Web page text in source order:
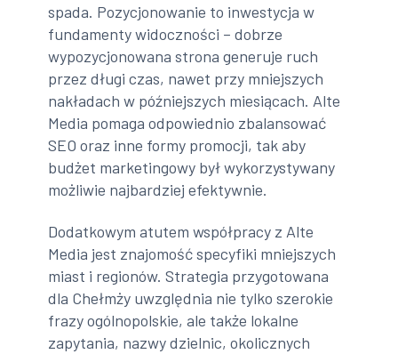
spada. Pozycjonowanie to inwestycja w
fundamenty widoczności – dobrze
wypozycjonowana strona generuje ruch
przez długi czas, nawet przy mniejszych
nakładach w późniejszych miesiącach. Alte
Media pomaga odpowiednio zbalansować
SEO oraz inne formy promocji, tak aby
budżet marketingowy był wykorzystywany
możliwie najbardziej efektywnie.
Dodatkowym atutem współpracy z Alte
Media jest znajomość specyfiki mniejszych
miast i regionów. Strategia przygotowana
dla Chełmży uwzględnia nie tylko szerokie
frazy ogólnopolskie, ale także lokalne
zapytania, nazwy dzielnic, okolicznych